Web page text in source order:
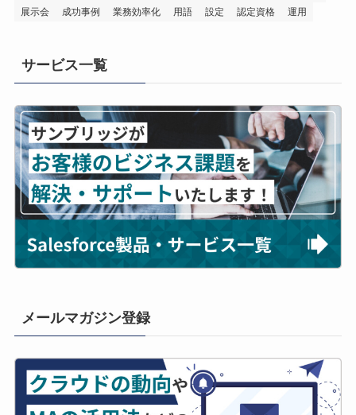
展示会
成功事例 業務効率化 用語 設定 認定資格 運用
サービス一覧
メールマガジン登録